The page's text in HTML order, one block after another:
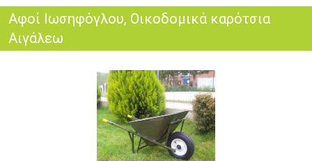
Αφοί Ιωσηφόγλου, Oικοδομικά καρότσια
Αιγάλεω